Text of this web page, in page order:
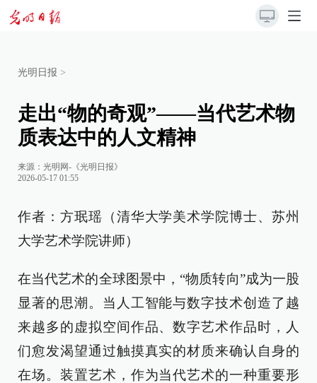
光明日报 >
走出“物的奇观”——当代艺术物
质表达中的人文精神
来源： 光明网-《光明日报》
2026-05-17 01:55
作者：方珉瑶（清华大学美术学院博士、苏州
大学艺术学院讲师）
在当代艺术的全球图景中，“物质转向”成为一股
显著的思潮。当人工智能与数字技术创造了越
来越多的虚拟空间作品、数字艺术作品时，人
们愈发渴望通过触摸真实的材质来确认自身的
在场。装置艺术，作为当代艺术的一种重要形